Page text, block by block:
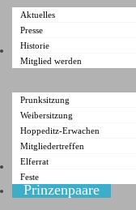
Aktuelles
Presse
Historie
Mitglied werden
Veranstaltungen
Prunksitzung
Weibersitzung
Hoppeditz-Erwachen
Mitgliedertreffen
Elferrat
Feste
Vorstand
Prinzenpaare